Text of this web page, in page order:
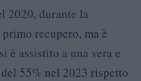
2020, durante la
recupero, ma è
è assistito a una vera e
55% nel 2023 rispetto